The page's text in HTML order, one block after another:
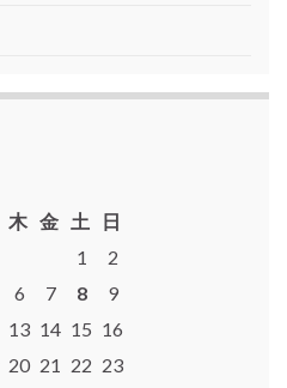
木 金 土
日
1
2
6 7 8
9
13 14 15 16
20 21 22 23